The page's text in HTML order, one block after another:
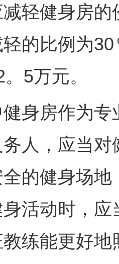
轻健身房
的比例为
5万元。
房作为专
人，应当
的健身场
活动时，
练能更好